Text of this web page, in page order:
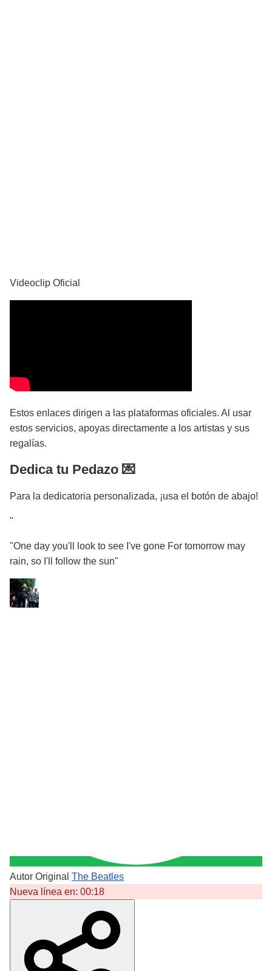
Videoclip Oficial
Estos enlaces dirigen a las plataformas oficiales. Al usar
estos servicios, apoyas directamente a los artistas y sus
regalías.
Dedica tu Pedazo 💌
Para la dedicatoria personalizada, ¡usa el botón de abajo!
"
"One day you'll look to see I've gone For tomorrow may
rain, so I'll follow the sun"
Autor Original The Beatles
Nueva línea en: 00:18